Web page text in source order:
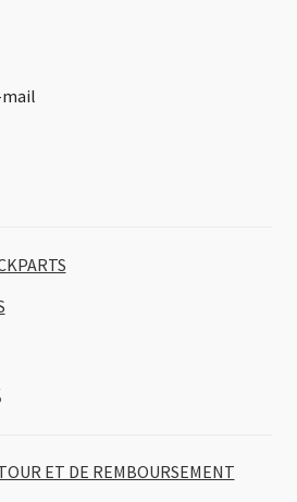
ET DE REMBOURSEMENT